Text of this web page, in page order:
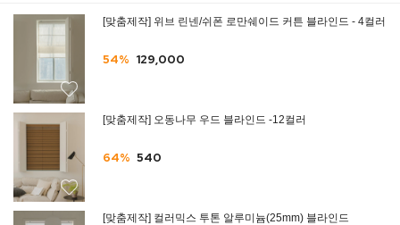
[맞춤제작] 위브 린넨/쉬폰 로만쉐이드 커튼 블라인드 - 4컬러
54% 129,000
[맞춤제작] 오동나무 우드 블라인드 -12컬러
64% 540
[맞춤제작] 컬러믹스 투톤 알루미늄(25mm) 블라인드